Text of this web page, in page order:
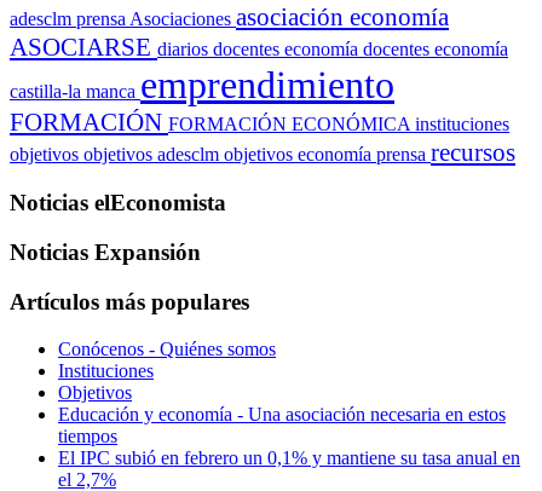
adesclm prensa Asociaciones asociación economía
ASOCIARSE diarios docentes economía docentes economía
castilla-la manca emprendimiento
FORMACIÓN FORMACIÓN ECONÓMICA instituciones
objetivos objetivos adesclm objetivos economía prensa recursos
Noticias elEconomista
Noticias Expansión
Artículos más populares
Conócenos - Quiénes somos
Instituciones
Objetivos
Educación y economía - Una asociación necesaria en estos
tiempos
El IPC subió en febrero un 0,1% y mantiene su tasa anual en
el 2,7%